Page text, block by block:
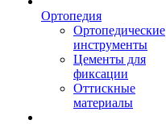
Ортопедия
Ортопедические
инструменты
Цементы для
фиксации
Оттискные
материалы